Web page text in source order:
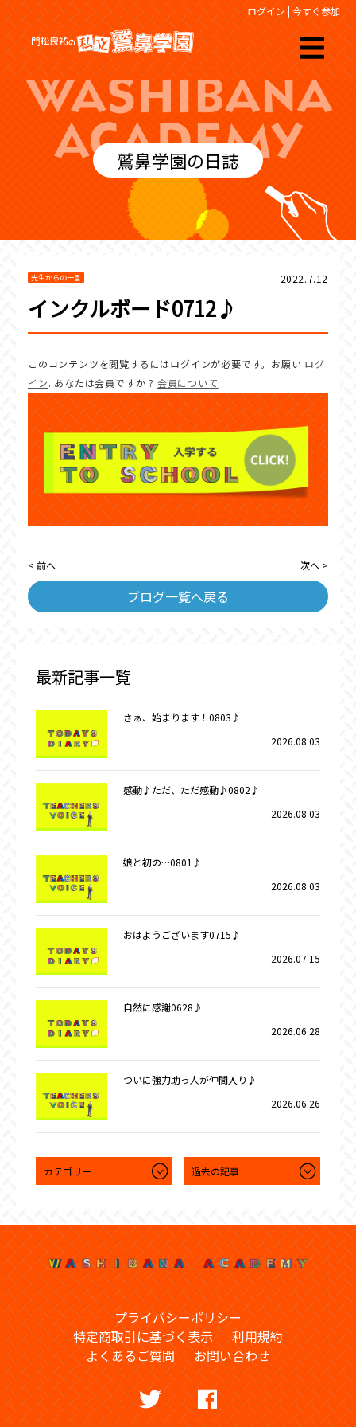
ログイン | 今すぐ参加
鷲鼻学園の日誌
先生からの一言 2022.7.12
インクルボード0712♪
このコンテンツを閲覧するにはログインが必要です。お願い ログ
イン. あなたは会員ですか ? 会員について
< 前へ
ブログ一覧へ戻る
次へ >
最新記事一覧
さぁ、始まります！0803♪
2026.08.03
感動♪ただ、ただ感動♪0802♪
2026.08.03
娘と初の…0801♪
2026.08.03
おはようございます0715♪
2026.07.15
自然に感謝0628♪
2026.06.28
ついに強力助っ人が仲間入り♪
2026.06.26
プライバシーポリシー
特定商取引に基づく表示
利用規約
よくあるご質問
お問い合わせ